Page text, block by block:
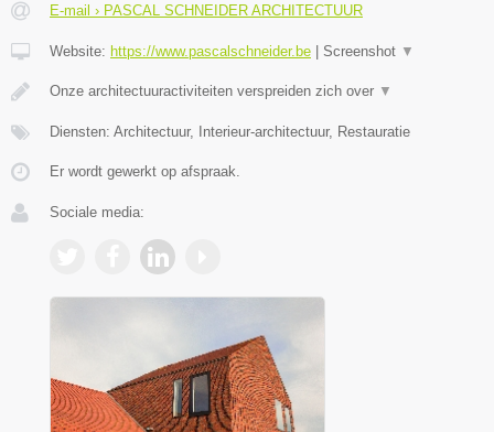
E-mail › PASCAL SCHNEIDER ARCHITECTUUR
Website: https://www.pascalschneider.be | Screenshot ▼
Onze architectuuractiviteiten verspreiden zich over ▼
Diensten: Architectuur, Interieur-architectuur, Restauratie
Er wordt gewerkt op afspraak.
Sociale media: